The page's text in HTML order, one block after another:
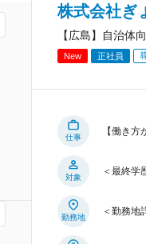
株式会社ぎ
【広島】自治体
New 正社員
仕事
【働き
対象
＜最終学
勤務地
＜勤務地